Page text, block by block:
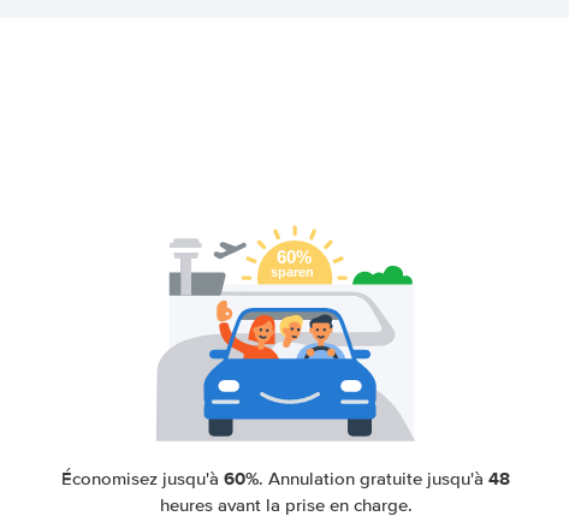
Économisez jusqu'à60%. Annulation gratuite jusqu'à48
heures avant la prise en charge.